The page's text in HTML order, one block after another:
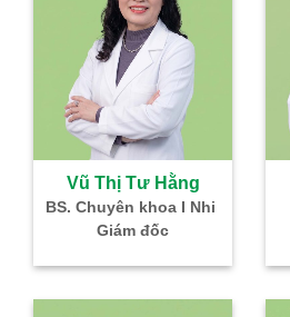
Vũ Thị Tư Hằng
BS. Chuyên khoa I Nhi
Giám đốc